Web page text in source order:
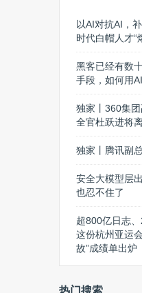
以AI对抗AI，
时代白帽人才“
黑客已经有数
手段，如何用
独家丨360集
全官杜跃进将
独家丨腾讯副
安全大模型层
也忍不住了
超800亿日志、
这份杭州亚运
故”成绩单出炉
热门搜索